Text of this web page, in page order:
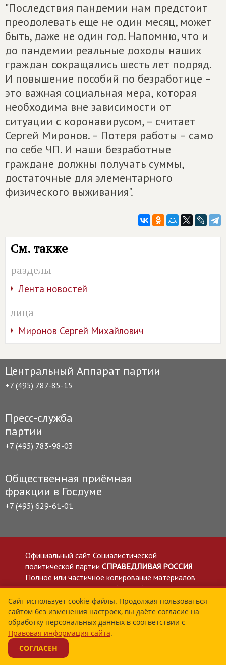
"Последствия пандемии нам предстоит
преодолевать еще не один месяц, может
быть, даже не один год. Напомню, что и
до пандемии реальные доходы наших
граждан сокращались шесть лет подряд.
И повышение пособий по безработице –
это важная социальная мера, которая
необходима вне зависимости от
ситуации с коронавирусом, – считает
Сергей Миронов. – Потеря работы – само
по себе ЧП. И наши безработные
граждане должны получать суммы,
достаточные для элементарного
физического выживания".
См. также
разделы
Лента новостей
лица
Миронов Сергей Михайлович
Центральный Аппарат партии
+7 (495) 787-85-15
Пресс-служба
партии
+7 (495) 783-98-03
Общественная приёмная
фракции в Госдуме
+7 (495) 629-61-01
Официальный сайт Социалистической
политической партии СПРАВЕДЛИВАЯ РОССИЯ
Полное или частичное копирование материалов
приветствуется со ссылкой на сайт spravedlivo.ru
Политика в отношении обработки персональных
данных
Все материалы сайта spravedlivo.ru доступны по
лицензии Creative Commons Attribution 4.0 International
Сайт использует cookie-файлы. Продолжая пользоваться
сайтом без изменения настроек, вы даёте согласие на
обработку персональных данных в соответствии с
Правовая информация сайта.
СОГЛАСЕН